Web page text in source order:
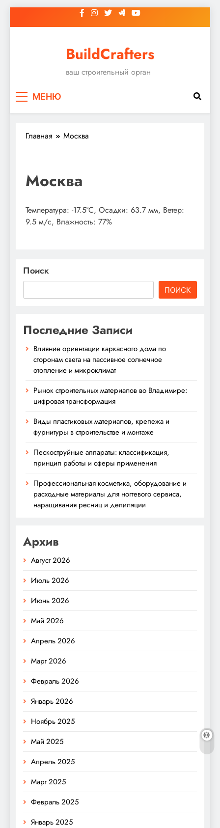
к
BuildCrafters
ваш строительный орган
МЕНЮ
Главная Москва
Москва
Температура: -17.5°C, Осадки: 63.7 мм, Ветер:
9.5 м/с, Влажность: 77%
Поиск
ПОИСК
Последние Записи
Влияние ориентации каркасного дома по
сторонам света на пассивное солнечное
отопление и микроклимат
Рынок строительных материалов во Владимире:
цифровая трансформация
Виды пластиковых материалов, крепежа и
фурнитуры в строительстве и монтаже
Пескоструйные аппараты: классификация,
принцип работы и сферы применения
Профессиональная косметика, оборудование и
расходные материалы для ногтевого сервиса,
наращивания ресниц и депиляции
Архив
Август 2026
Июль 2026
Июнь 2026
Май 2026
Апрель 2026
Март 2026
Февраль 2026
Январь 2026
Ноябрь 2025
Май 2025
Апрель 2025
Март 2025
Февраль 2025
Январь 2025